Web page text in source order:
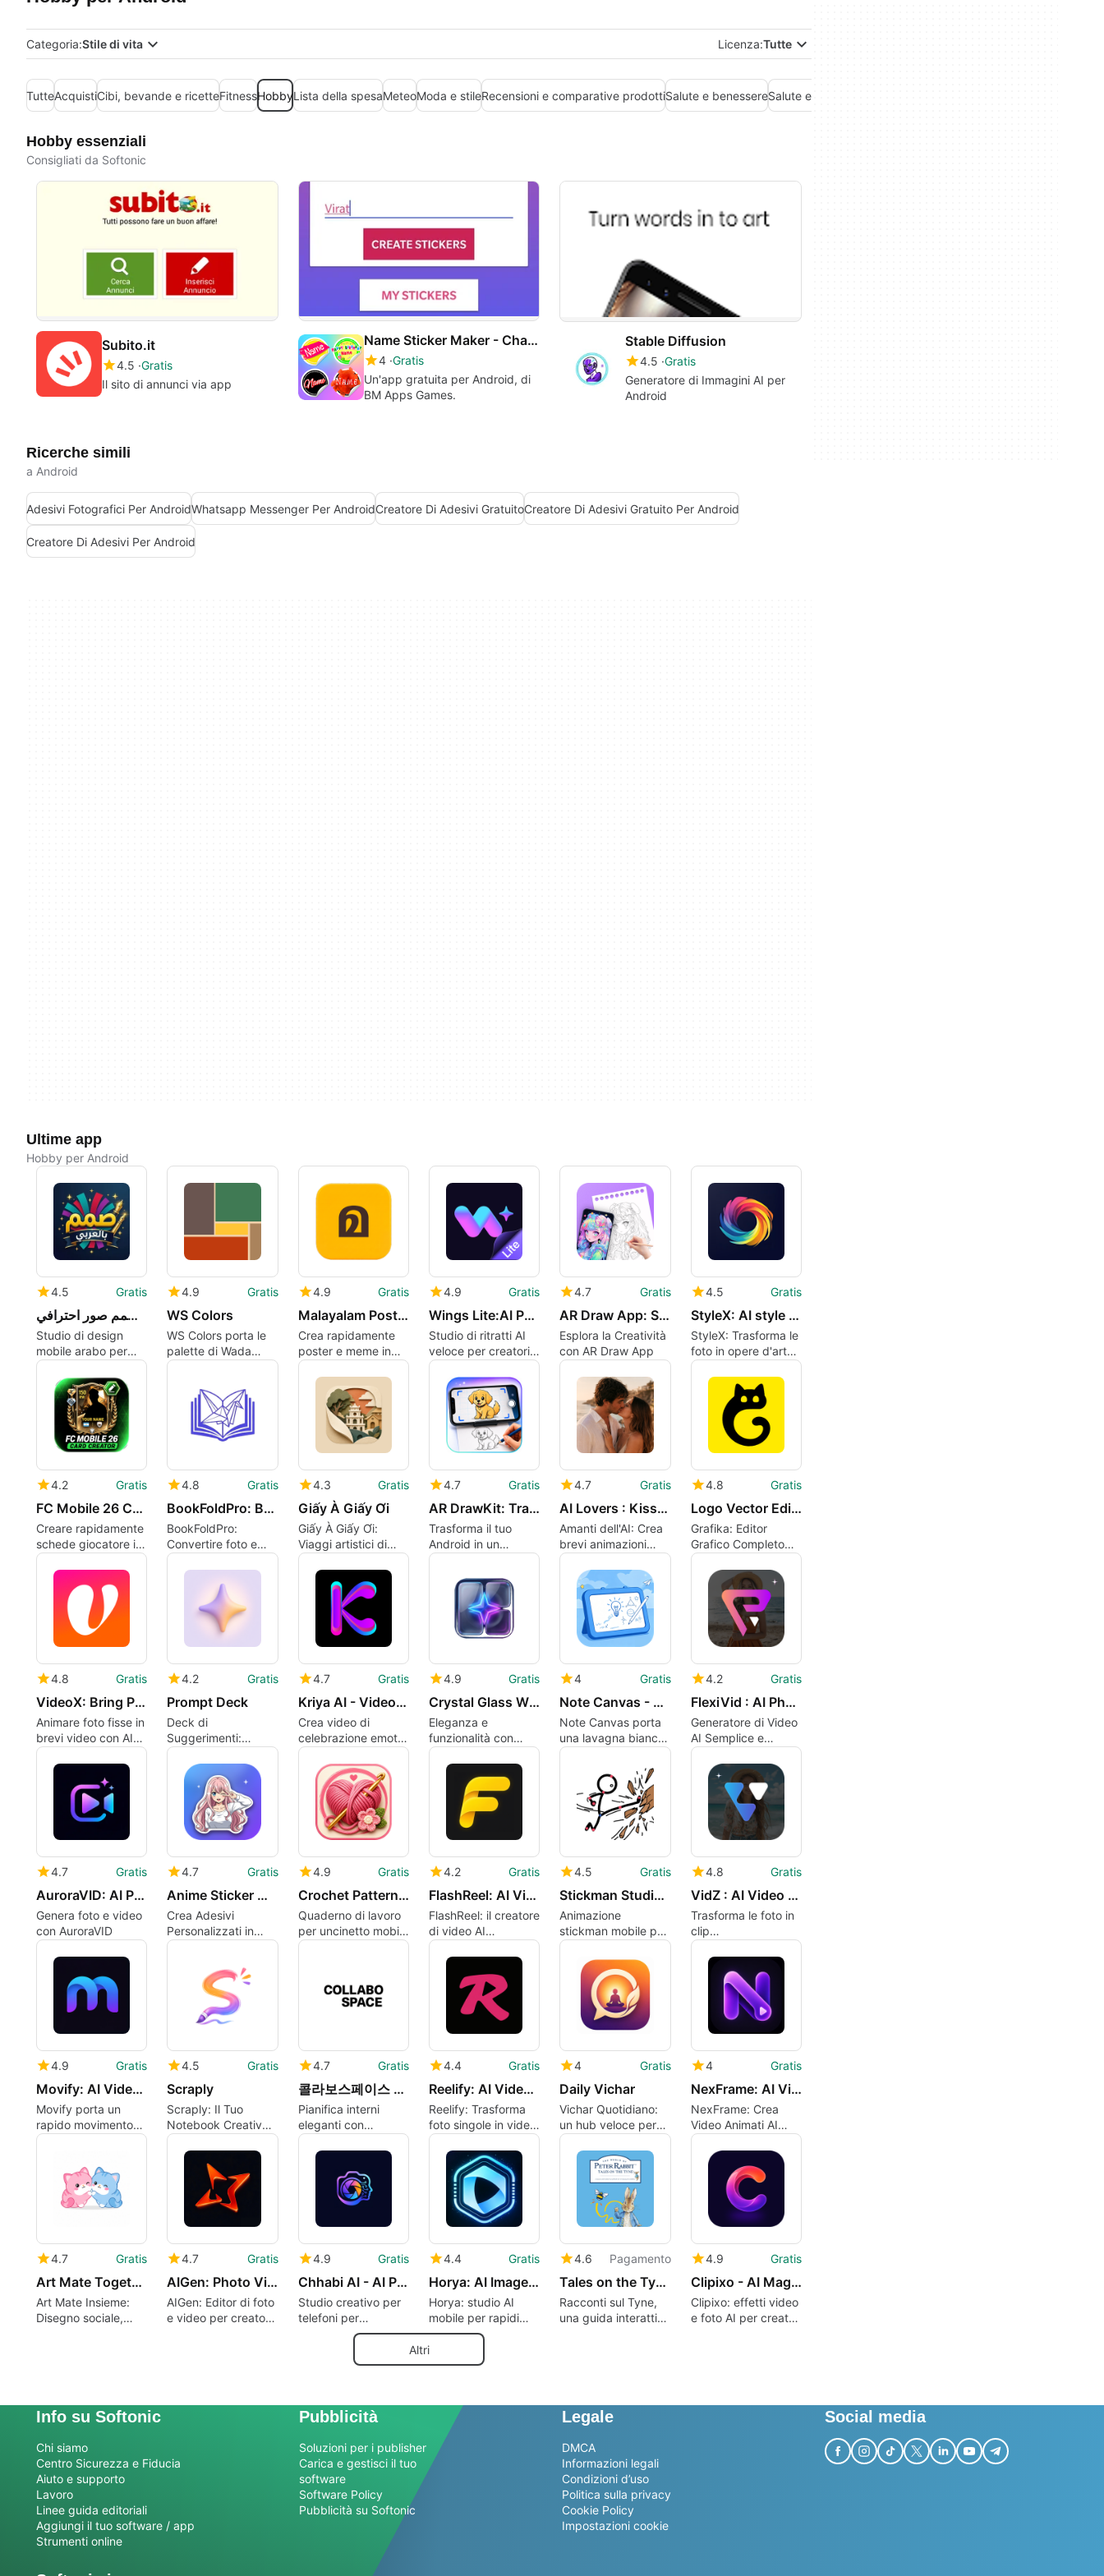
Categoria:Stile di vita Licenza:Tutte
TutteAcquistiCibi, bevande e ricetteFitnessHobbyLista della spesaMeteoModa e stileRecensioni e comparative prodottiSalute e benessereSalute e fitness
Hobby essenziali
Consigliati da Softonic
Subito.it
4.5 Gratis
Il sito di annunci via app
Name Sticker Maker - Chat Stickers
4 Gratis
Un'app gratuita per Android, di
BM Apps Games.
Stable Diffusion
4.5 Gratis
Generatore di Immagini AI per
Android
Ricerche simili
a Android
Adesivi Fotografici Per AndroidWhatsapp Messenger Per AndroidCreatore Di Adesivi GratuitoCreatore Di Adesivi Gratuito Per Android
Creatore Di Adesivi Per Android
Ultime app
Hobby per Android
4.5 Gratis
صمم بالعربي - مصمم صور احترافي
Studio di design
mobile arabo per
visual di alta qualità
sui social media
4.9 Gratis
WS Colors
WS Colors porta le
palette di Wada
Sanzo nell'armadio e
4.9 Gratis
Malayalam Poster Troll Maker
Crea rapidamente
poster e meme in
Malayalam su
Android
4.9 Gratis
Wings Lite:AI PhotoVideo
Studio di ritratti AI
veloce per creatori
social e cercatori di
lavoro
4.7 Gratis
AR Draw App: Sketch Trace
Esplora la Creatività
con AR Draw App
4.5 Gratis
StyleX: AI style transfer
StyleX: Trasforma le
foto in opere d'arte
dipinte da AI su
Android
4.2 Gratis
FC Mobile 26 Card Creator
Creare rapidamente
schede giocatore in
stile FC 26 su
Android
4.8 Gratis
BookFoldPro: Book Folding App
BookFoldPro:
Convertire foto e
nomi in sculture di
libri piegati
4.3 Gratis
Giấy À Giấy Ơi
Giấy À Giấy Ơi:
Viaggi artistici di
carta attraverso i
luoghi emblematici
del Vietnam
4.7 Gratis
AR DrawKit: Trace Sketch
Trasforma il tuo
Android in un
proiettore di
disegno AR preciso
4.7 Gratis
AI Lovers : Kiss video maker
Amanti dell'AI: Crea
brevi animazioni
romantiche da foto
e testo
4.8 Gratis
Logo Vector Editor: Grafika
Grafika: Editor
Grafico Completo
per Android
4.8 Gratis
VideoX: Bring Photos Alive
Animare foto fisse in
brevi video con AI
su Android
4.2 Gratis
Prompt Deck
Deck di
Suggerimenti:
Suggerimenti AI
curati per progetti
creativi
4.7 Gratis
Kriya AI - Video Maker
Crea video di
celebrazione emotivi
da foto in pochi
minuti
4.9 Gratis
Crystal Glass Widgets
Eleganza e
funzionalità con
Crystal Glass
Widgets
4 Gratis
Note Canvas - Offline Class
Note Canvas porta
una lavagna bianca
espandibile offline
alle sessioni di
studio Android
4.2 Gratis
FlexiVid : AI Photo To Video
Generatore di Video
AI Semplice e
Veloce
4.7 Gratis
AuroraVID: AI Photo Video
Genera foto e video
con AuroraVID
4.7 Gratis
Anime Sticker Maker Studio
Crea Adesivi
Personalizzati in
Stile Anime
4.9 Gratis
Crochet Patterns Row Counter
Quaderno di lavoro
per uncinetto mobile
con contatore
4.2 Gratis
FlashReel: AI Video Maker
FlashReel: il creatore
di video AI
trasforma le foto in
clip social animate
4.5 Gratis
Stickman Studio - 2D Animation
Animazione
stickman mobile per
clip social veloci e
brevi storie
4.8 Gratis
VidZ : AI Video Maker
Trasforma le foto in
clip
cinematografiche
con VidZ AI Video
Maker
4.9 Gratis
Movify: AI Video Generator
Movify porta un
rapido movimento
guidato dall'IA a
4.5 Gratis
Scraply
Scraply: Il Tuo
Notebook Creativo
Digitale
4.7 Gratis
콜라보스페이스 - 감도는 높게 인테리어는 쉽게
Pianifica interni
eleganti con
visualizzazione 3D e
strumenti di
shopping curati
4.4 Gratis
Reelify: AI Video Generator
Reelify: Trasforma
foto singole in video
AI pronti per i social
4 Gratis
Daily Vichar
Vichar Quotidiano:
un hub veloce per
saluti visivi pronti
4 Gratis
NexFrame: AI Video Maker
NexFrame: Crea
Video Animati AI
Brevi da Foto
4.7 Gratis
Art Mate Together: How to Draw
Art Mate Insieme:
Disegno sociale,
4.7 Gratis
AIGen: Photo Video Editor
AIGen: Editor di foto
e video per creatori
4.9 Gratis
Chhabi AI - AI Photo Generator
Studio creativo per
telefoni per
immagini istantanee
4.4 Gratis
Horya: AI Image Tools
Horya: studio AI
mobile per rapidi
cambi di foto e
video
4.6 Pagamento
Tales on the Tyne
Racconti sul Tyne,
una guida interattiva
4.9 Gratis
Clipixo - AI Magic Maker
Clipixo: effetti video
e foto AI per creatori
Altri
Info su Softonic
Chi siamo
Centro Sicurezza e Fiducia
Aiuto e supporto
Lavoro
Linee guida editoriali
Aggiungi il tuo software / app
Strumenti online
Pubblicità
Soluzioni per i publisher
Carica e gestisci il tuo
software
Software Policy
Pubblicità su Softonic
Legale
DMCA
Informazioni legali
Condizioni d’uso
Politica sulla privacy
Cookie Policy
Impostazioni cookie
Social media